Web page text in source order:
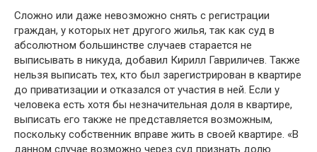
Сложно или даже невозможно снять с регистрации
граждан, у которых нет другого жилья, так как суд в
абсолютном большинстве случаев старается не
выписывать в никуда, добавил Кирилл Гавриличев. Также
нельзя выписать тех, кто был зарегистрирован в квартире
до приватизации и отказался от участия в ней. Если у
человека есть хотя бы незначительная доля в квартире,
выписать его также не представляется возможным,
поскольку собственник вправе жить в своей квартире. «В
данном случае возможно через суд признать долю